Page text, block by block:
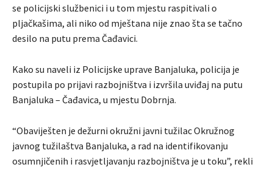
se policijski službenici i u tom mjestu raspitivali o
pljačkašima, ali niko od mještana nije znao šta se tačno
desilo na putu prema Čađavici.
Kako su naveli iz Policijske uprave Banjaluka, policija je
postupila po prijavi razbojništva i izvršila uviđaj na putu
Banjaluka – Čađavica, u mjestu Dobrnja.
“Obaviješten je dežurni okružni javni tužilac Okružnog
javnog tužilaštva Banjaluka, a rad na identifikovanju
osumnjičenih i rasvjetljavanju razbojništva je u toku”, rekli